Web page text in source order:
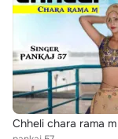
Chheli chara rama m